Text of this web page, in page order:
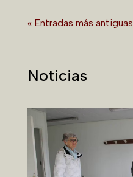
« Entradas más antiguas
Noticias